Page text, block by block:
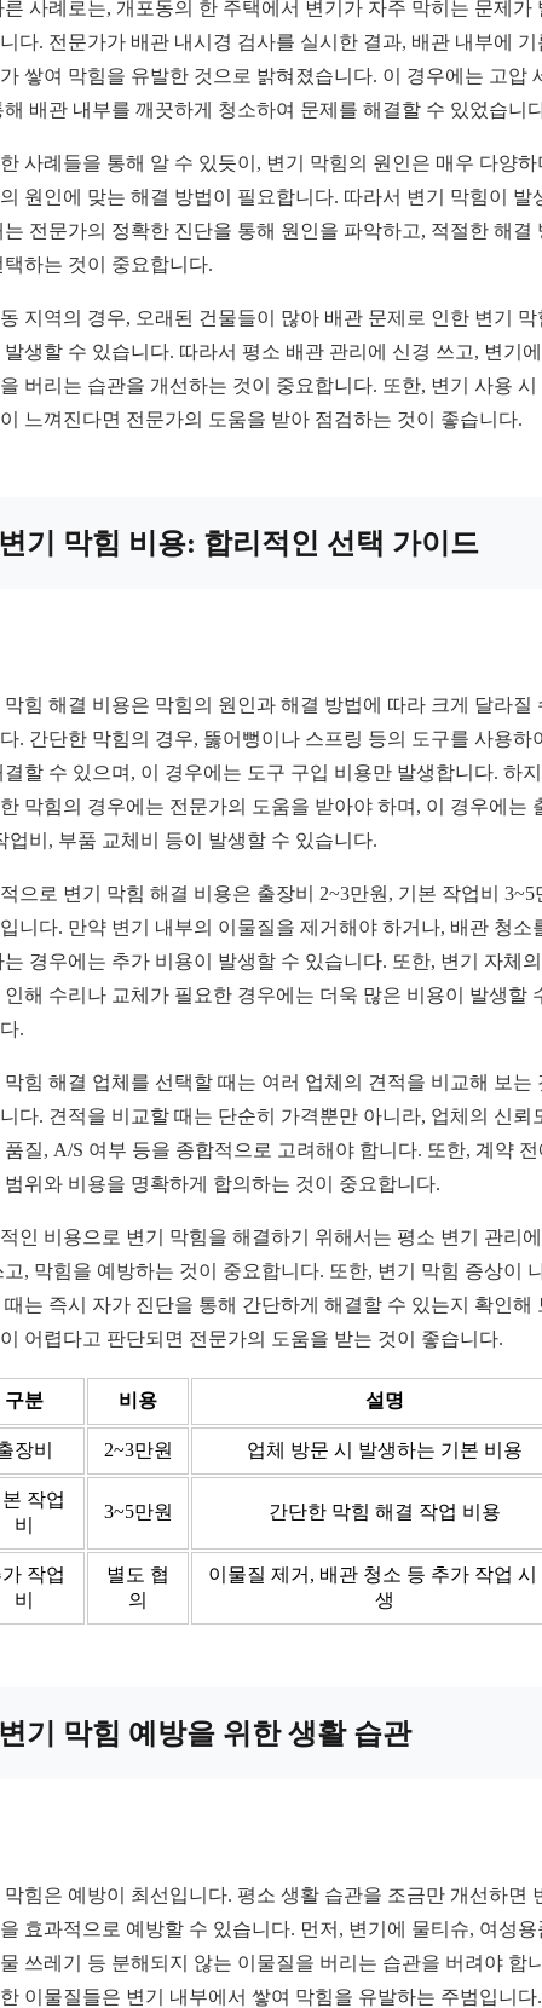
른 사례로는, 개포동의 한 주택에서 변기가 자주 막히는 문제가
다. 전문가가 배관 내시경 검사를 실시한 결과, 배관 내부에 기
쌓여 막힘을 유발한 것으로 밝혀졌습니다. 이 경우에는 고압
해 배관 내부를 깨끗하게 청소하여 문제를 해결할 수 있었습니
사례들을 통해 알 수 있듯이, 변기 막힘의 원인은 매우 다양하
원인에 맞는 해결 방법이 필요합니다. 따라서 변기 막힘이 발
는 전문가의 정확한 진단을 통해 원인을 파악하고, 적절한 해결
택하는 것이 중요합니다.
지역의 경우, 오래된 건물들이 많아 배관 문제로 인한 변기 막
발생할 수 있습니다. 따라서 평소 배관 관리에 신경 쓰고, 변기
버리는 습관을 개선하는 것이 중요합니다. 또한, 변기 사용 시
느껴진다면 전문가의 도움을 받아 점검하는 것이 좋습니다.
기 막힘 비용: 합리적인 선택 가이드
막힘 해결 비용은 막힘의 원인과 해결 방법에 따라 크게 달라질
. 간단한 막힘의 경우, 뚫어뻥이나 스프링 등의 도구를 사용하
결할 수 있으며, 이 경우에는 도구 구입 비용만 발생합니다. 하
막힘의 경우에는 전문가의 도움을 받아야 하며, 이 경우에는
업비, 부품 교체비 등이 발생할 수 있습니다.
으로 변기 막힘 해결 비용은 출장비 2~3만원, 기본 작업비 3~5
니다. 만약 변기 내부의 이물질을 제거해야 하거나, 배관 청소
는 경우에는 추가 비용이 발생할 수 있습니다. 또한, 변기 자체
인해 수리나 교체가 필요한 경우에는 더욱 많은 비용이 발생할
.
막힘 해결 업체를 선택할 때는 여러 업체의 견적을 비교해 보는
다. 견적을 비교할 때는 단순히 가격뿐만 아니라, 업체의 신뢰
품질, A/S 여부 등을 종합적으로 고려해야 합니다. 또한, 계약
범위와 비용을 명확하게 합의하는 것이 중요합니다.
인 비용으로 변기 막힘을 해결하기 위해서는 평소 변기 관리
고, 막힘을 예방하는 것이 중요합니다. 또한, 변기 막힘 증상이
때는 즉시 자가 진단을 통해 간단하게 해결할 수 있는지 확인해
어렵다고 판단되면 전문가의 도움을 받는 것이 좋습니다.
구분 비용 설명
장비 2~3만원 업체 방문 시 발생하는 기본 비용
작업
비
3~5만원 간단한 막힘 해결 작업 비용
작업
비
별도 협
의
이물질 제거, 배관 청소 등 추가 작업 시
생
기 막힘 예방을 위한 생활 습관
막힘은 예방이 최선입니다. 평소 생활 습관을 조금만 개선하면
효과적으로 예방할 수 있습니다. 먼저, 변기에 물티슈, 여성용
쓰레기 등 분해되지 않는 이물질을 버리는 습관을 버려야 합
이물질들은 변기 내부에서 쌓여 막힘을 유발하는 주범입니다.